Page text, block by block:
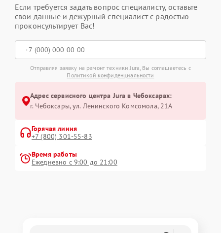
Если требуется задать вопрос специалисту, оставьте
свои данные и дежурный специалист с радостью
проконсультирует Вас!
Отправляя заявку на ремонт техники Jura, Вы соглашаетесь с
Политикой конфиденциальности
Адрес сервисного центра Jura в Чебоксарах:
г. Чебоксары, ул. Ленинского Комсомола, 21А
Горячая линия
+7 (800) 301-55-83
Время работы
Ежедневно с 9:00 до 21:00